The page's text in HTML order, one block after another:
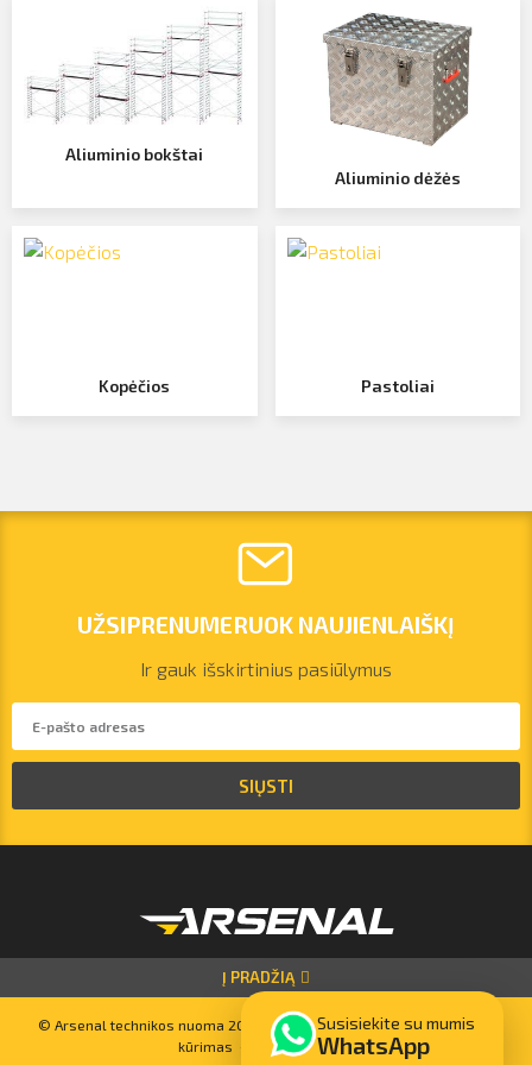
vilnius@arsenalrent.com
Latvija
Kontaktai
Atsijungti
Susisiekite su mumis
WhatsApp
Aliuminio bokštai
Aliuminio dėžės
Kopėčios Pastoliai
UŽSIPRENUMERUOK NAUJIENLAIŠKĮ
Ir gauk išskirtinius pasiūlymus
SIŲSTI
Į PRADŽIĄ
© Arsenal technikos nuoma 2023. Visos teisės saugomos. Svetainių
kūrimas –
bettrweb.com